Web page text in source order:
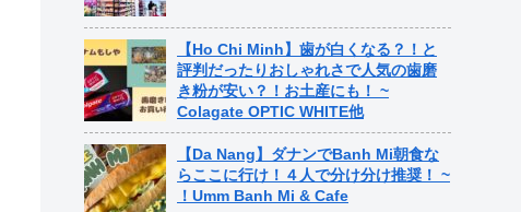
【Ho Chi Minh】歯が白くなる？！と
評判だったりおしゃれさで人気の歯磨
き粉が安い？！お土産にも！ ~
Colagate OPTIC WHITE他
【Da Nang】ダナンでBanh Mi朝食な
らここに行け！４人で分け分け推奨！ ~
！Umm Banh Mi & Cafe